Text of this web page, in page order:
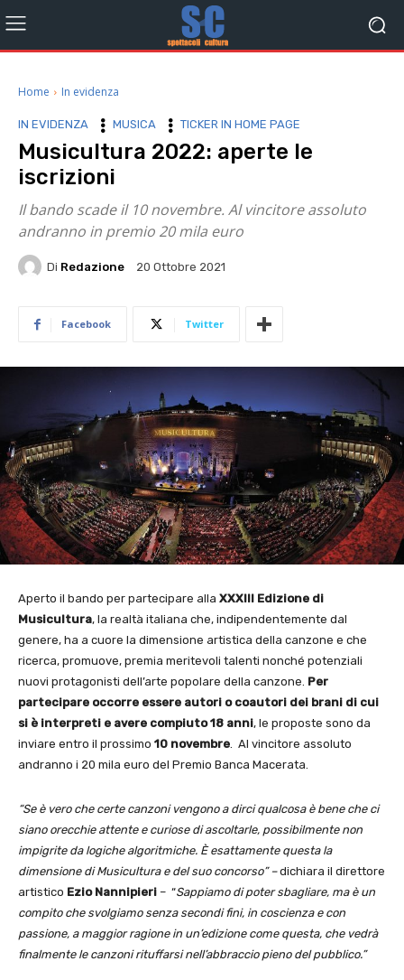
Home In evidenza
IN EVIDENZA MUSICA TICKER IN HOME PAGE
Musicultura 2022: aperte le
iscrizioni
Il bando scade il 10 novembre. Al vincitore assoluto
andranno in premio 20 mila euro
Di Redazione 20 Ottobre 2021
Facebook Twitter
Aperto il bando per partecipare alla XXXIII Edizione di
Musicultura, la realtà italiana che, indipendentemente dal
genere, ha a cuore la dimensione artistica della canzone e che
ricerca, promuove, premia meritevoli talenti nonché potenziali
nuovi protagonisti dell’arte popolare della canzone. Per
partecipare occorre essere autori o coautori dei brani di cui
si è interpreti e avere compiuto 18 anni, le proposte sono da
inviare entro il prossimo 10 novembre . Al vincitore assoluto
andranno i 20 mila euro del Premio Banca Macerata.
“Se è vero che certe canzoni vengono a dirci qualcosa è bene che ci
siano orecchie attente e curiose di ascoltarle, possibilmente non
impigrite da logiche algoritmiche. È esattamente questa la
dimensione di Musicultura e del suo concorso” –dichiara il direttore
artistico Ezio Nannipieri – “Sappiamo di poter sbagliare, ma è un
compito che svolgiamo senza secondi fini, in coscienza e con
passione, a maggior ragione in un’edizione come questa, che vedrà
finalmente le canzoni rituffarsi nell’abbraccio pieno del pubblico.”